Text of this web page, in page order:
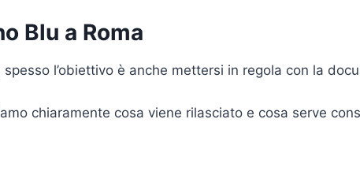
Blu a Roma
spesso l’obiettivo è anche mettersi in regola con la
chiaramente cosa viene rilasciato e cosa serve